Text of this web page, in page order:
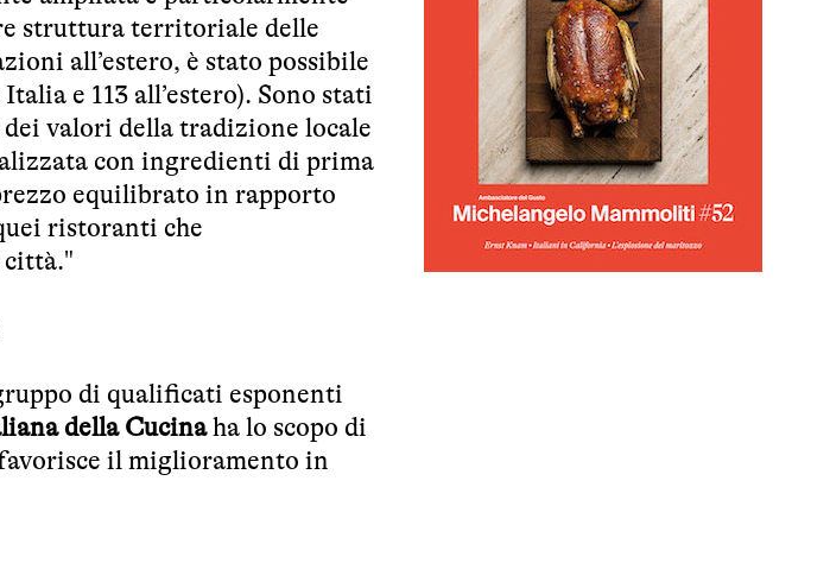
struttura territoriale delle
all’estero, è stato possibile
e 113 all’estero). Sono stati
valori della tradizione locale
con ingredienti di prima
equilibrato in rapporto
ristoranti che
città."
di qualificati esponenti
della Cucinaha lo scopo di
il miglioramento in